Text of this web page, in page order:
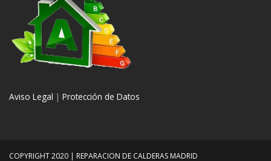
Aviso Legal | Protección de Datos
COPYRIGHT 2020 | REPARACION DE CALDERAS MADRID